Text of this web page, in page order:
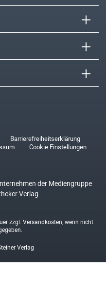
Barrierefreiheitserklärung
Cookie Einstellungen
der Mediengruppe
Verlag.
zzgl. Versandkosten , wenn nicht
Verlag